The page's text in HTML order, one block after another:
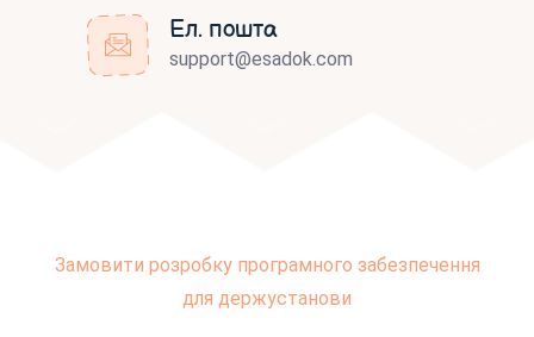
Ел. пошта
support@esadok.com
Замовити розробку програмного забезпечення
для держустанови